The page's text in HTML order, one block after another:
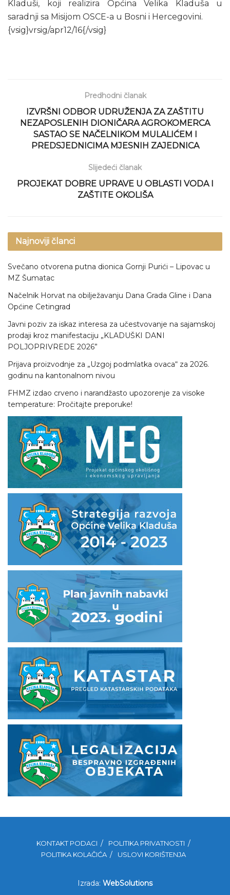
Kladuši, koji realizira Općina Velika Kladuša u
saradnji sa Misijom OSCE-a u Bosni i Hercegovini.
{vsig}vrsig/apr12/16{/vsig}
Predhodni članak
IZVRŠNI ODBOR UDRUŽENJA ZA ZAŠTITU
NEZAPOSLENIH DIONIČARA AGROKOMERCA
SASTAO SE NAČELNIKOM MULALIĆEM I
PREDSJEDNICIMA MJESNIH ZAJEDNICA
Slijedeći članak
PROJEKAT DOBRE UPRAVE U OBLASTI VODA I
ZAŠTITE OKOLIŠA
Najnoviji članci
Svečano otvorena putna dionica Gornji Purići – Lipovac u
MZ Šumatac
Načelnik Horvat na obilježavanju Dana Grada Gline i Dana
Općine Cetingrad
Javni poziv za iskaz interesa za učestvovanje na sajamskoj
prodaji kroz manifestaciju „KLADUŠKI DANI
POLJOPRIVREDE 2026”
Prijava proizvodnje za „Uzgoj podmlatka ovaca“ za 2026.
godinu na kantonalnom nivou
FHMZ izdao crveno i narandžasto upozorenje za visoke
temperature: Pročitajte preporuke!
KONTAKT PODACI
POLITIKA PRIVATNOSTI
POLITIKA KOLAČIĆA
USLOVI KORIŠTENJA
Izrada: WebSolutions